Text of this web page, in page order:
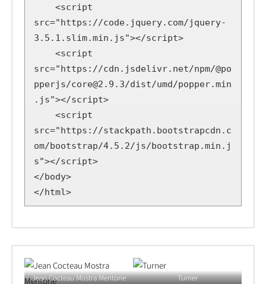
src="https://code.jquery.com/jquery-
3.5.1.slim.min.js"></script>
src="https://cdn.jsdelivr.net/npm/@po
pperjs/core@2.9.3/dist/umd/popper.min
.js"></script>
src="https://stackpath.bootstrapcdn.c
om/bootstrap/4.5.2/js/bootstrap.min.j
s"></script>
</body>
</html>
Jean Cocteau Mostra Mentone Turner